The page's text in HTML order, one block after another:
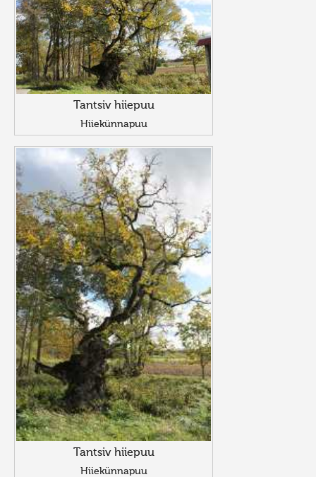
Tantsiv hiiepuu
Hiiekünnapuu
Tantsiv hiiepuu
Hiiekünnapuu